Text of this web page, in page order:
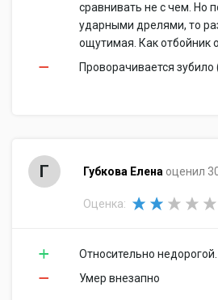
сравнивать не с чем. Но
ударными дрелями, то
ощутимая. Как отбойник
Проворачивается зубило
Г Губкова Елена оценил
Оценка:
Относительно недорогой.
Умер внезапно